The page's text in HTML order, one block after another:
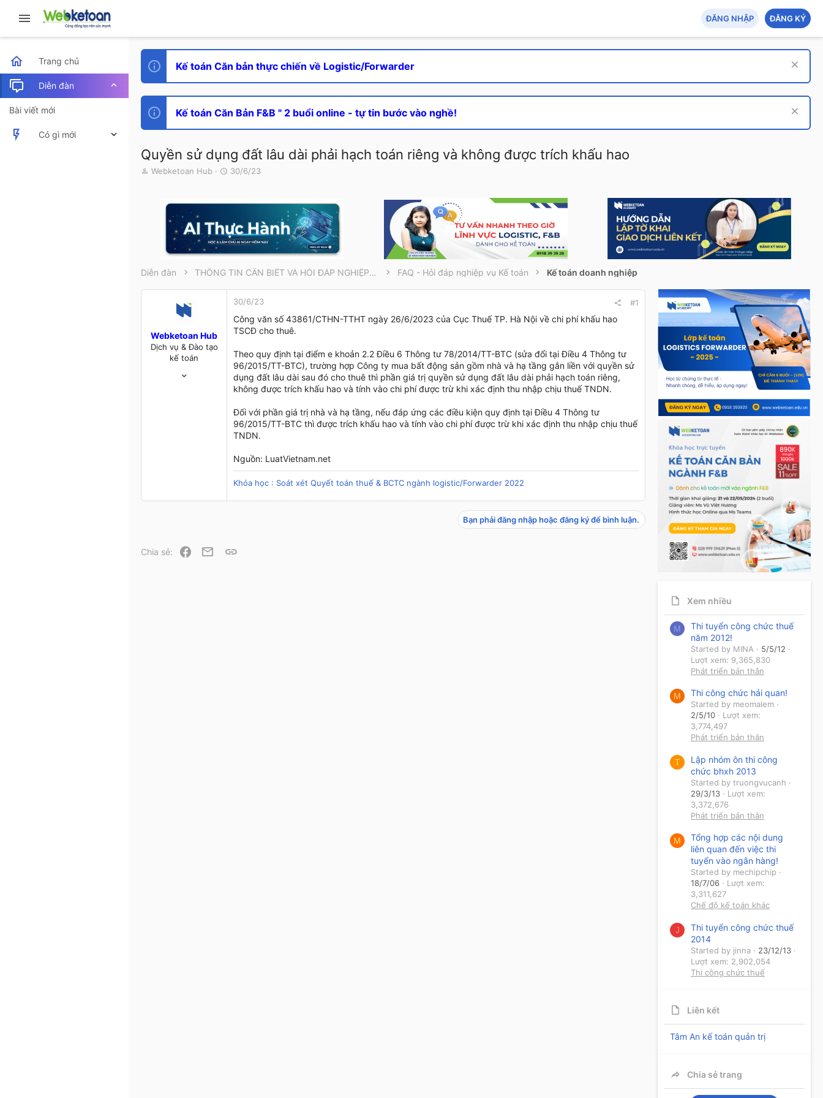
ĐĂNG NHẬP ĐĂNG KÝ
Trang chủ
Diễn đàn
Bài viết mới
Có gì mới
Kế toán Căn bản thực chiến về Logistic/Forwarder
Kế toán Căn Bản F&B " 2 buổi online - tự tin bước vào nghề!
Quyền sử dụng đất lâu dài phải hạch toán riêng và không được trích khấu hao
T
r
e
Webketoan Hub
N
y
ử
i
30/6/23
Diễn đàn THÔNG TIN CẦN BIẾT VÀ HỎI ĐÁP NGHIỆP VỤ FAQ - Hỏi đáp nghiệp vụ Kế toán Kế toán doanh nghiệp
Webketoan Hub
Dịch vụ & Đào tạo
kế toán
30/6/23 #1
Công văn số 43861/CTHN-TTHT ngày 26/6/2023 của Cục Thuế TP. Hà Nội về chi phí khấu hao
TSCĐ cho thuê.
Theo quy định tại điểm e khoản 2.2 Điều 6 Thông tư 78/2014/TT-BTC (sửa đổi tại Điều 4 Thông tư
96/2015/TT-BTC), trường hợp Công ty mua bất động sản gồm nhà và hạ tầng gắn liền với quyền sử
dụng đất lâu dài sau đó cho thuê thì phần giá trị quyền sử dụng đất lâu dài phải hạch toán riêng,
không được trích khấu hao và tính vào chi phí được trừ khi xác định thu nhập chịu thuế TNDN.
Đối với phần giá trị nhà và hạ tầng, nếu đáp ứng các điều kiện quy định tại Điều 4 Thông tư
96/2015/TT-BTC thì được trích khấu hao và tính vào chi phí được trừ khi xác định thu nhập chịu thuế
TNDN.
Nguồn: LuatVietnam.net
Khóa học : Soát xét Quyết toán thuế & BCTC ngành logistic/Forwarder 2022
Bạn phải đăng nhập hoặc đăng ký để bình luận.
Chia sẻ: Facebook
Email Link
Xem nhiều
M
Thi tuyển công chức thuế
năm 2012!
Started by MINA
5/5/12
Lượt xem: 9,365,830
Phát triển bản thân
M Thi công chức hải quan!
Started by meomalem
2/5/10
Lượt xem:
3,774,497
Phát triển bản thân
T
Lập nhóm ôn thi công
chức bhxh 2013
Started by truongvucanh
29/3/13
Lượt xem:
3,372,676
Phát triển bản thân
M
Tổng hợp các nội dung
liên quan đến việc thi
tuyển vào ngân hàng!
Started by mechipchip
18/7/06
Lượt xem:
3,311,627
Chế độ kế toán khác
J
Thi tuyển công chức thuế
2014
Started by jinna
23/12/13
Lượt xem: 2,902,054
Thi công chức thuế
Liên kết
Tâm An kế toán quản trị
Chia sẻ trang